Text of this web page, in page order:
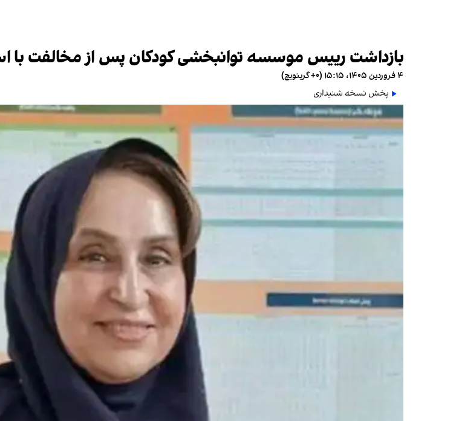
بازداشت رییس موسسه توانبخشی کودکان پس از مخالفت با
۴ فروردین ۱۴۰۵، ۱۵:۱۵ (‎+۰ گرینویچ)
پخش نسخه شنیداری